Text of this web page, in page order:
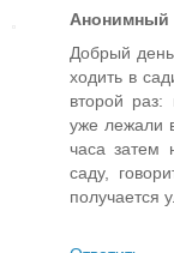
Анонимный
Добрый
ходить в
второй
уже лежали
часа затем
саду,
получается